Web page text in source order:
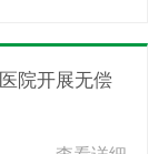
院开展无偿